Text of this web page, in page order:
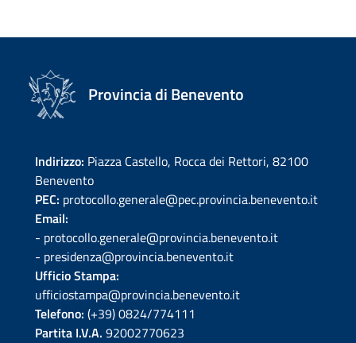
Provincia di Benevento
Indirizzo: Piazza Castello, Rocca dei Rettori, 82100
Benevento
PEC: protocollo.generale@pec.provincia.benevento.it
Email:
- protocollo.generale@provincia.benevento.it
- presidenza@provincia.benevento.it
Ufficio Stampa:
ufficiostampa@provincia.benevento.it
Telefono: (+39) 0824/774111
Partita I.V.A. 92002770623